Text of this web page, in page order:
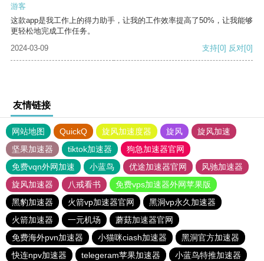
游客
这款app是我工作上的得力助手，让我的工作效率提高了50%，让我能够
更轻松地完成工作任务。
2024-03-09
支持[0] 反对[0]
友情链接
网站地图 QuickQ 旋风加速度器 旋风
旋风加速
坚果加速器
tiktok加速器
狗急加速器官网
免费vqn外网加速
小蓝鸟 优途加速器官网
风驰加速器
旋风加速器
八戒看书
免费vps加速器外网苹果版
黑豹加速器
火箭vp加速器官网
黑洞vp永久加速器
火箭加速器
一元机场
蘑菇加速器官网
免费海外pvn加速器
小猫咪ciash加速器
黑洞官方加速器
快连npv加速器
telegeram苹果加速器
小蓝鸟特推加速器